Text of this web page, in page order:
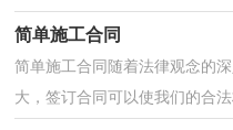
简单施工合同
简单施工合同随着法律观念的
大，签订合同可以使我们的合